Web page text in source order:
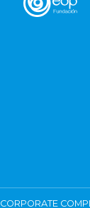
CORPORATE